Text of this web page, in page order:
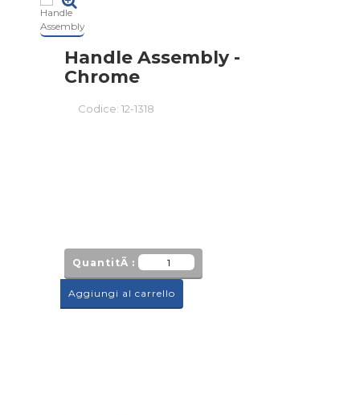
Handle Assembly -
Chrome
Codice: 12-1318
QuantitÃ :
Aggiungi al carrello